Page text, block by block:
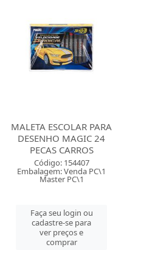
MALETA ESCOLAR PARA
DESENHO MAGIC 24
PECAS CARROS
Código: 154407
Embalagem: Venda PC\1
Master PC\1
Faça seu login ou
cadastre-se para
ver preços e
comprar